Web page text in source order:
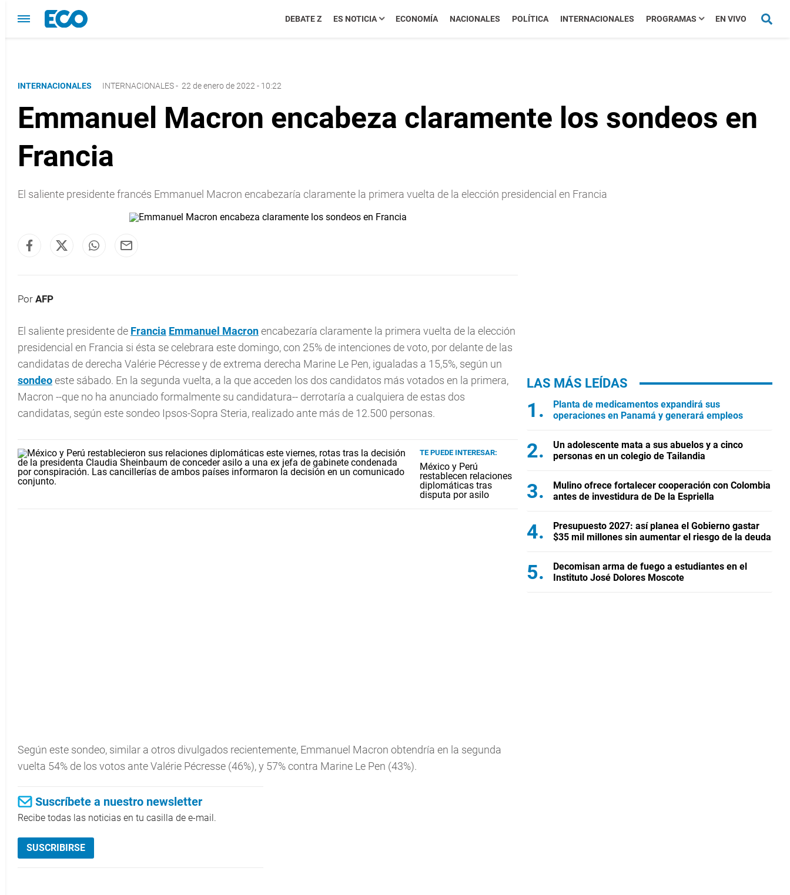
DEBATE Z ES NOTICIA ECONOMÍA NACIONALES POLÍTICA INTERNACIONALES PROGRAMAS EN VIVO
INTERNACIONALES INTERNACIONALES- 22 de enero de 2022 - 10:22
Emmanuel Macron encabeza claramente los sondeos en
Francia
El saliente presidente francés Emmanuel Macron encabezaría claramente la primera vuelta de la elección presidencial en Francia
Por AFP
El saliente presidente de Francia Emmanuel Macronencabezaría claramente la primera vuelta de la elección
presidencial en Francia si ésta se celebrara este domingo, con 25% de intenciones de voto, por delante de las
candidatas de derecha Valérie Pécresse y de extrema derecha Marine Le Pen, igualadas a 15,5%, según un
sondeoeste sábado. En la segunda vuelta, a la que acceden los dos candidatos más votados en la primera,
Macron --que no ha anunciado formalmente su candidatura-- derrotaría a cualquiera de estas dos
candidatas, según este sondeo Ipsos-Sopra Steria, realizado ante más de 12.500 personas.
TE PUEDE INTERESAR:
México y Perú
restablecen relaciones
diplomáticas tras
disputa por asilo
Según este sondeo, similar a otros divulgados recientemente, Emmanuel Macron obtendría en la segunda
vuelta 54% de los votos ante Valérie Pécresse (46%), y 57% contra Marine Le Pen (43%).
Suscríbete a nuestro newsletter
Recibe todas las noticias en tu casilla de e-mail.
SUSCRIBIRSE
LAS MÁS LEÍDAS
Planta de medicamentos expandirá sus
operaciones en Panamá y generará empleos
Un adolescente mata a sus abuelos y a cinco
personas en un colegio de Tailandia
Mulino ofrece fortalecer cooperación con Colombia
antes de investidura de De la Espriella
Presupuesto 2027: así planea el Gobierno gastar
$35 mil millones sin aumentar el riesgo de la deuda
Decomisan arma de fuego a estudiantes en el
Instituto José Dolores Moscote